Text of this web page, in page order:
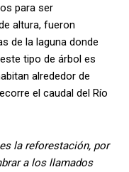
para ser
altura, fueron
de la laguna donde
tipo de árbol es
alrededor de
el caudal del Río
la reforestación, por
a los llamados